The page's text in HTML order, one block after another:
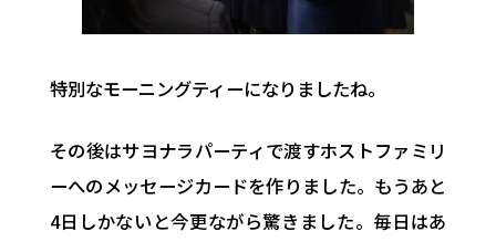
特別なモーニングティーになりましたね。
その後はサヨナラパーティで渡すホストファミリ
ーへのメッセージカードを作りました。もうあと
4日しかないと今更ながら驚きました。毎日はあ